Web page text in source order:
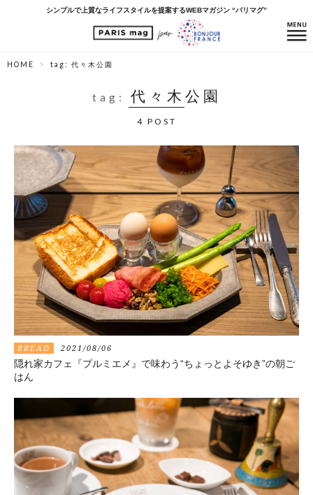
シンプルで上質なライフスタイルを提案するWEBマガジン “パリマグ”
HOME tag: 代々木公園
tag: 代々木公園
4 POST
BREAD 2021/08/06
隠れ家カフェ『プルミエメ』で味わう“ちょっとよそゆき”の朝ご
はん